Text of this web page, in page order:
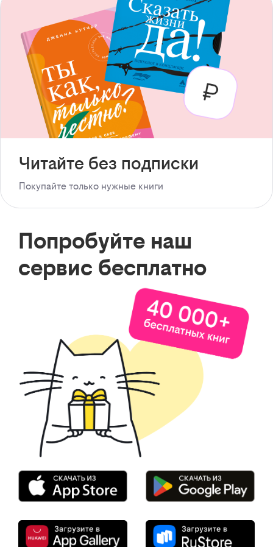
Читайте без подписки
Покупайте только нужные книги
Попробуйте наш
сервис бесплатно